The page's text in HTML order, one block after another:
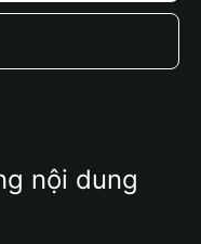
nội dung